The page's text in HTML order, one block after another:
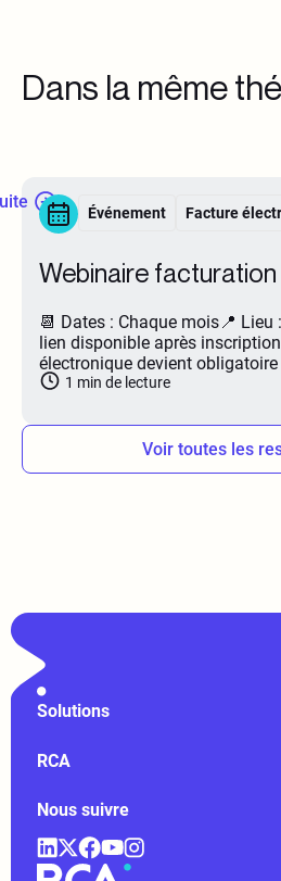
Dans la même
Événement Facture
Webinaire
📆 Dates : Chaque mois📍
lien disponible après
électronique devient
1 min de lecture
Voir toutes les
Solutions
RCA
Nous suivre